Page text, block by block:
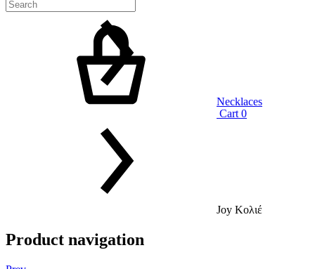
Cart 0
Necklaces
Joy Κολιέ
Product navigation